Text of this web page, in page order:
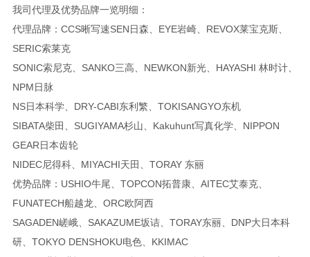
我司代理及优势品牌一览明细：
代理品牌：CCS晰写速SEN日森、EYE岩崎、REVOX莱宝克斯、
SERIC索莱克
SONIC索尼克、SANKO三高、NEWKON新光、HAYASHI 林时计、
NPM日脉
NS日本科学、DRY-CABI东利繁、TOKISANGYO东机
SIBATA柴田、SUGIYAMA杉山、Kakuhunt写真化学、NIPPON
GEAR日本齿轮
NIDEC尼得科、MIYACHI天田、TORAY 东丽
优势品牌：USHIO牛尾、TOPCON拓普康、AITEC艾泰克、
FUNATECH船越龙、ORC欧阿西
SAGADEN嵯峨、SAKAZUME坂诘、TORAY东丽、DNP大日本科
研、TOKYO DENSHOKU电色、KKIMAC